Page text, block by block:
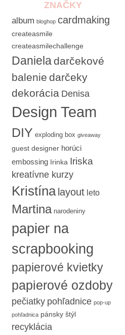
ZNAČKY
album bloghop cardmaking
createasmile
createasmilechallenge
Daniela darčekové
balenie darčeky
dekorácia Denisa
Design Team
DIY exploding box giveaway
guest designer horúci
embossing Irinka Iriska
kreatívne kurzy
Kristína layout leto
Martina narodeniny
papier na
scrapbooking
papierové kvietky
papierové ozdoby
pečiatky pohľadnice pop-up
pohľadnica pánsky štýl
recyklácia